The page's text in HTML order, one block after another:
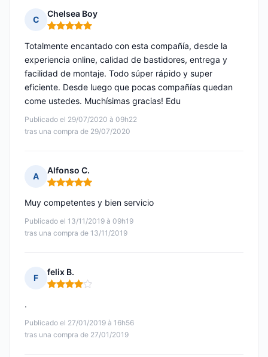
C
Chelsea Boy
Nota: 5 de 5
Publicado el 29/07/2020 à 09h22
tras una compra de 29/07/2020
Totalmente encantado con esta compañía, desde la
experiencia online, calidad de bastidores, entrega y
facilidad de montaje. Todo súper rápido y super
eficiente. Desde luego que pocas compañías quedan
come ustedes. Muchísimas gracias! Edu
A
Alfonso C.
Nota: 5 de 5
Publicado el 13/11/2019 à 09h19
tras una compra de 13/11/2019
Muy competentes y bien servicio
F
felix B.
Nota: 4 de 5
Publicado el 27/01/2019 à 16h56
tras una compra de 27/01/2019
.